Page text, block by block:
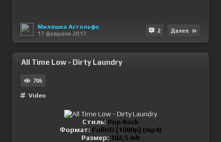
Милашка Астольфо
17 февраля 2017
2 Далее
All Time Low - Dirty Laundry
706
Video
Стиль: Pop Rock
Формат: FullHD [1080p] (mp4)
Размер: 102,5 mb